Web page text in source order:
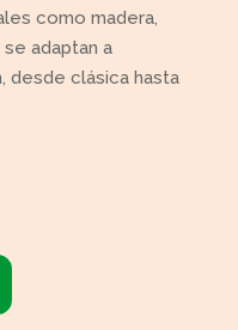
como madera,
adaptan a
desde clásica hasta